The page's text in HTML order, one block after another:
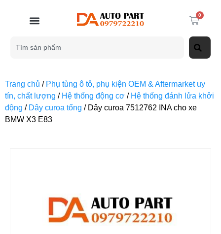
0
Trang chủ / Phụ tùng ô tô, phụ kiện OEM & Aftermarket uy
tín, chất lượng / Hệ thống động cơ / Hệ thống đánh lửa khởi
động / Dây curoa tổng / Dây curoa 7512762 INA cho xe
BMW X3 E83